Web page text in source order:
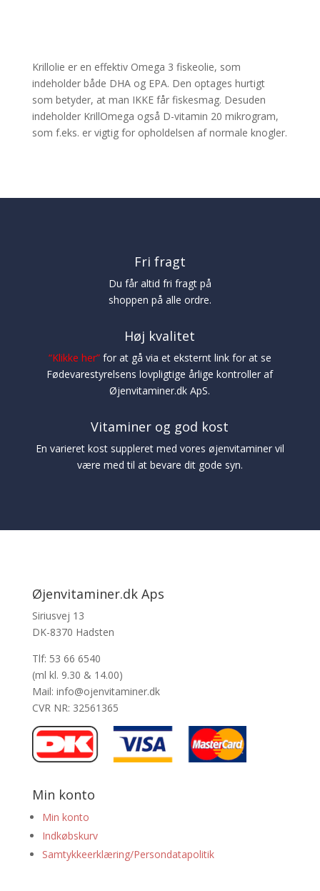
Krillolie er en effektiv Omega 3 fiskeolie, som
indeholder både DHA og EPA. Den optages hurtigt
som betyder, at man IKKE får fiskesmag. Desuden
indeholder KrillOmega også D-vitamin 20 mikrogram,
som f.eks. er vigtig for opholdelsen af normale knogler.
Fri fragt
Du får altid fri fragt på
shoppen på alle ordre.
Høj kvalitet
“Klikke her”for at gå via et eksternt link for at se
Fødevarestyrelsens lovpligtige årlige kontroller af
Øjenvitaminer.dk ApS.
Vitaminer og god kost
En varieret kost suppleret med vores øjenvitaminer vil
være med til at bevare dit gode syn.
Øjenvitaminer.dk Aps
Siriusvej 13
DK-8370 Hadsten
Tlf: 53 66 6540
(ml kl. 9.30 & 14.00)
Mail: info@ojenvitaminer.dk
CVR NR: 32561365
Min konto
Min konto
Indkøbskurv
Samtykkeerklæring/Persondatapolitik